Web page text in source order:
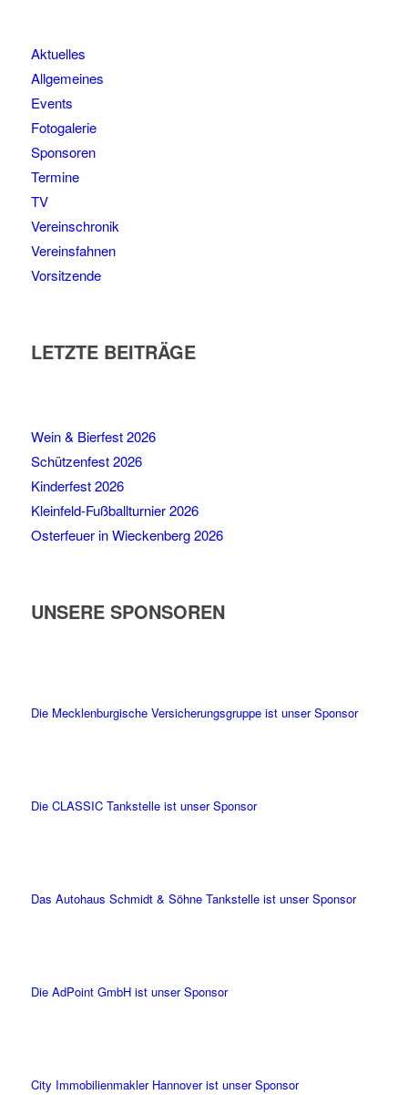
Aktuelles
Allgemeines
Events
Fotogalerie
Sponsoren
Termine
TV
Vereinschronik
Vereinsfahnen
Vorsitzende
LETZTE BEITRÄGE
Wein & Bierfest 2026
Schützenfest 2026
Kinderfest 2026
Kleinfeld-Fußballturnier 2026
Osterfeuer in Wieckenberg 2026
UNSERE SPONSOREN
Die Mecklenburgische Versicherungsgruppe ist unser Sponsor
Die CLASSIC Tankstelle ist unser Sponsor
Das Autohaus Schmidt & Söhne Tankstelle ist unser Sponsor
Die AdPoint GmbH ist unser Sponsor
City Immobilienmakler Hannover ist unser Sponsor